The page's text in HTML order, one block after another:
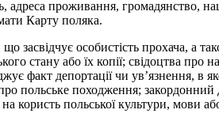
проживання, громадянство,
Карту поляка.
засвідчує особистість прохача, а
стану або їх копії; свідоцтва
факт депортації чи ув’язнення, в
польське походження;
на користь польської культури,